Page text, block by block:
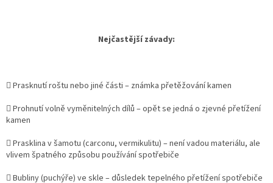
Nejčastější závady:
 Prasknutí roštu nebo jiné části – známka přetěžování kamen
 Prohnutí volně vyměnitelných dílů – opět se jedná o zjevné přetížení
kamen
 Prasklina v šamotu (carconu, vermikulitu) – není vadou materiálu, ale
vlivem špatného způsobu používání spotřebiče
 Bubliny (puchýře) ve skle – důsledek tepelného přetížení spotřebiče